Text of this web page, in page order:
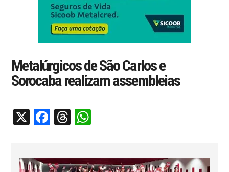
Metalúrgicos de São Carlos e
Sorocaba realizam assembleias
X Facebook
Threads